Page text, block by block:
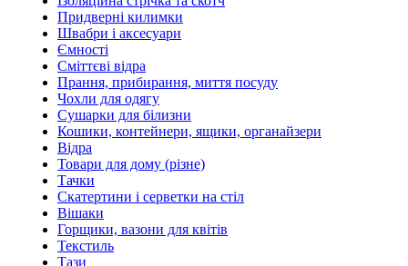
Придверні килимки
Швабри і аксесуари
Ємності
Сміттєві відра
Прання, прибирання, миття посуду
Чохли для одягу
Сушарки для білизни
Кошики, контейнери, ящики, органайзери
Відра
Товари для дому (різне)
Тачки
Скатертини і серветки на стіл
Вішаки
Горщики, вазони для квітів
Текстиль
Тази